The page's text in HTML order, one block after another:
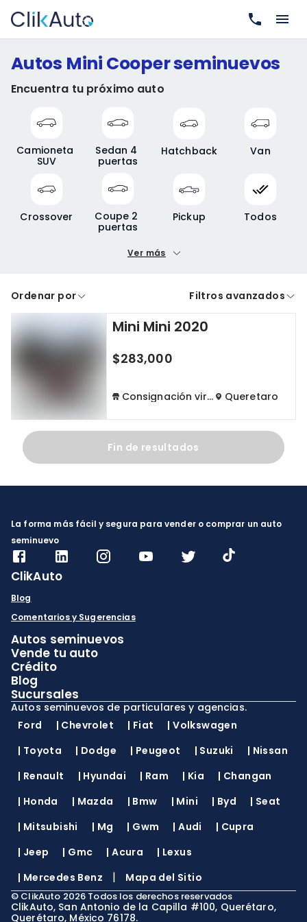
Autos Mini Cooper seminuevos
Encuentra tu próximo auto
Camioneta
SUV
Sedan 4
puertas
Hatchback Van
Crossover
Coupe 2
puertas
Pickup Todos
Precio máximo
A crédito De contado
Cdmx y Edo Mex Querétaro
Borrar todo
Ver más
Ordenar por Filtros avanzados
Mini Mini 2020
$283,000
Consignación virtual Queretaro
Fin de resultados
La forma más fácil y segura para vender o comprar un auto
seminuevo
ClikAuto
Blog
Comentarios y Sugerencias
Autos seminuevos
Vende tu auto
Crédito
Blog
Sucursales
Autos seminuevos de particulares y agencias.
Ford
| Chevrolet | Fiat |Volkswagen
| Toyota | Dodge | Peugeot | Suzuki | Nissan
| Renault | Hyundai | Ram | Kia | Changan
| Honda | Mazda | Bmw | Mini | Byd | Seat
| Mitsubishi | Mg | Gwm |Audi | Cupra
| Jeep | Gmc |Acura | Lexus
| Mercedes Benz | Mapa del Sitio
© ClikAuto 2026 Todos los derechos reservados
ClikAuto, San Antonio de la Capilla #100, Querétaro,
Querétaro, México 76178.